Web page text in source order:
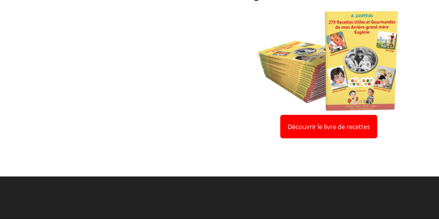
Découvrir le livre de recettes